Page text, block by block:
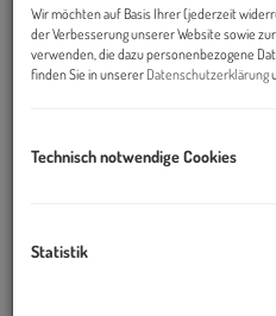
Schuleinrichtungen
Zentrumsnahe Lage mit
Verkehrsanbindung
Geplante Fertigstellung:
Das neue Quartier VILLAGE IM
durch sein innovatives und
Wir möchten auf Basis Ihrer (jederzeit
der Verbesserung unserer Website sowie
verwenden, die dazu personenbezogene
finden Sie in unserer Datenschutzerklärung
Technisch notwendige Cookies
Statistik